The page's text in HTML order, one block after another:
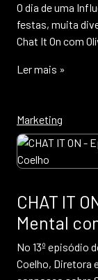
O dia de uma
festas, muita
Chat It On com
Ler mais »
Marketing
CHAT IT
Mental
No 13º episódio
Coelho, Diretora